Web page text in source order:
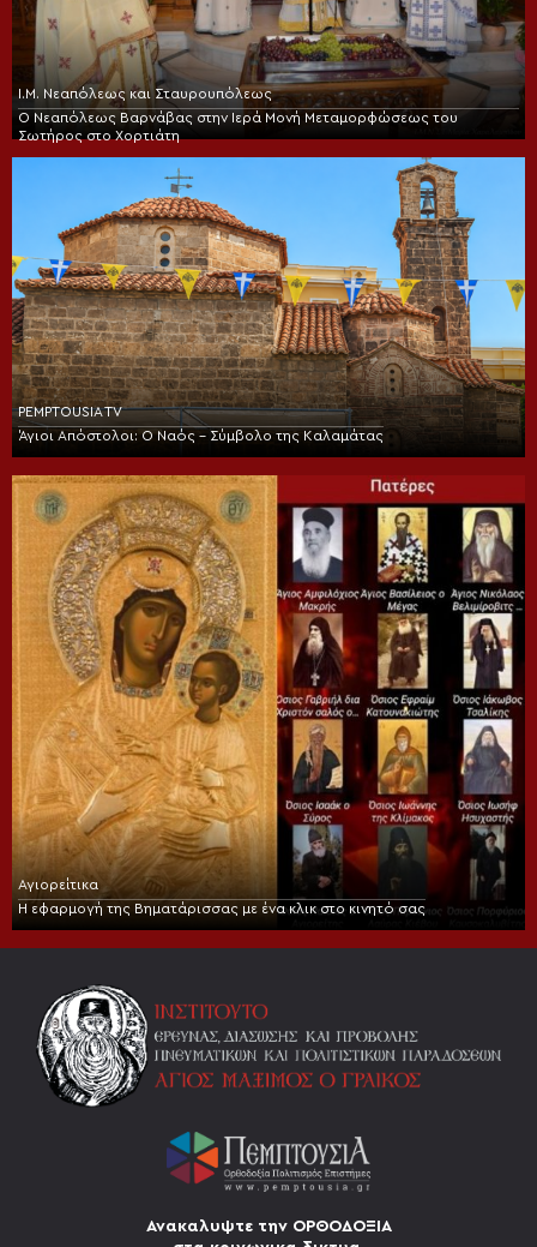
Ι.Μ. Νεαπόλεως και Σταυρουπόλεως
Ο Νεαπόλεως Βαρνάβας στην Ιερά Μονή Μεταμορφώσεως του
Σωτήρος στο Χορτιάτη
PEMPTOUSIA TV
Άγιοι Απόστολοι: Ο Ναός – Σύμβολο της Καλαμάτας
Αγιορείτικα
Η εφαρμογή της Βηματάρισσας με ένα κλικ στο κινητό σας
Ανακαλυψτε την ΟΡΘΟΔΟΞΙΑ